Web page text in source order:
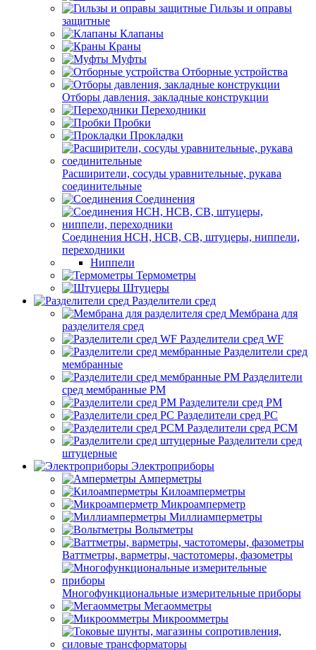
Гильзы и оправы
защитные
Клапаны
Краны
Муфты
Отборные устройства
Отборы давления, закладные конструкции
Переходники
Пробки
Прокладки
Расширители, сосуды уравнительные, рукава
соединительные
Соединения
Соединения НСН, НСВ, СВ, штуцеры, ниппели,
переходники
Ниппели
Термометры
Штуцеры
Разделители сред
Мембрана для
разделителя сред
Разделители сред WF
Разделители сред
мембранные
Разделители
сред мембранные РМ
Разделители сред РМ
Разделители сред РС
Разделители сред РСМ
Разделители сред
штуцерные
Электроприборы
Амперметры
Килоамперметры
Микроамперметр
Миллиамперметры
Вольтметры
Ваттметры, варметры, частотомеры, фазометры
Многофункциональные измерительные приборы
Мегаомметры
Микроомметры